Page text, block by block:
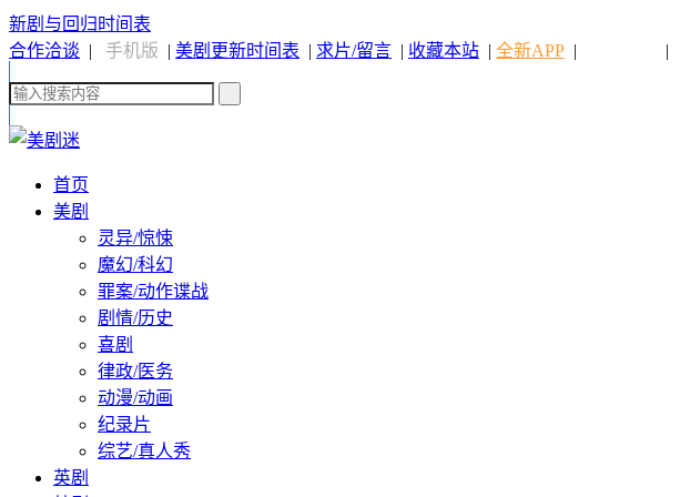
新剧与回归时间表
合作洽谈 | 手机版 | 美剧更新时间表 | 求片/留言 | 收藏本站 | 全新APP | |
首页
美剧
灵异/惊悚
魔幻/科幻
罪案/动作谍战
剧情/历史
喜剧
律政/医务
动漫/动画
纪录片
综艺/真人秀
英剧